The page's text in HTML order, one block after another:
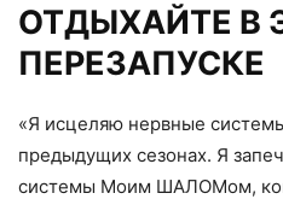
ОТДЫХАЙТЕ В
ПЕРЕЗАПУСКЕ
«Я исцеляю нервные
предыдущих сезонах. Я
системы Моим ШАЛОМом,